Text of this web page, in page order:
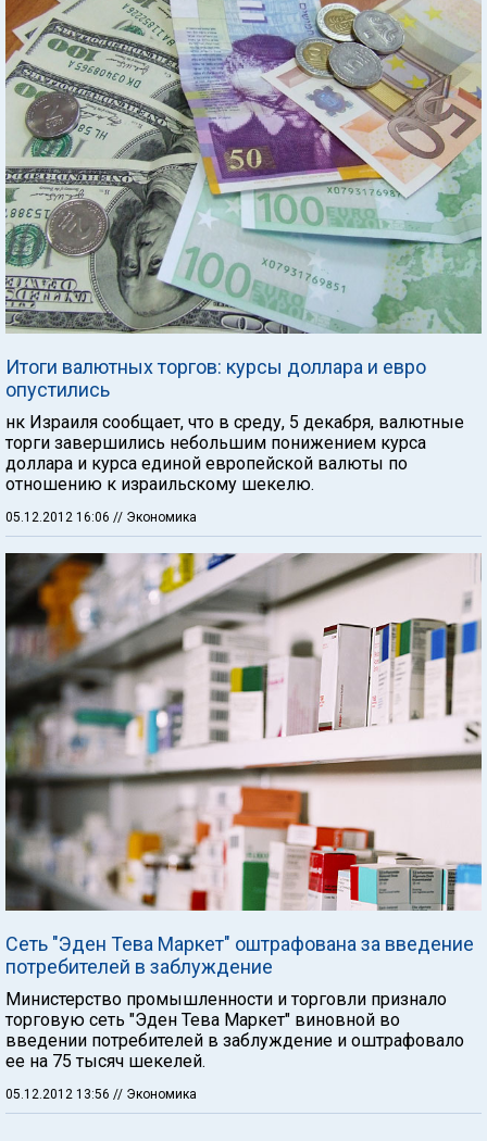
Итоги валютных торгов: курсы доллара и евро
опустились
нк Израиля сообщает, что в среду, 5 декабря, валютные
торги завершились небольшим понижением курса
доллара и курса единой европейской валюты по
отношению к израильскому шекелю.
05.12.2012 16:06 // Экономика
Сеть "Эден Тева Маркет" оштрафована за введение
потребителей в заблуждение
Министерство промышленности и торговли признало
торговую сеть "Эден Тева Маркет" виновной во
введении потребителей в заблуждение и оштрафовало
ее на 75 тысяч шекелей.
05.12.2012 13:56 // Экономика